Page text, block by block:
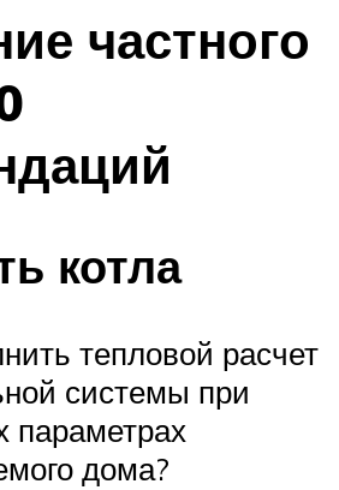
частного
котла
тепловой расчет
системы при
параметрах
дома?